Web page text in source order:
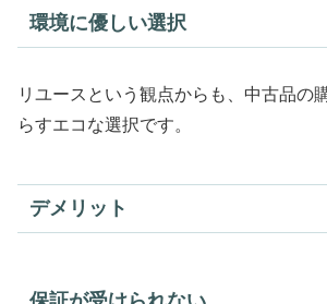
環境に優しい選択
リユースという観点からも、中古品の
らすエコな選択です。
デメリット